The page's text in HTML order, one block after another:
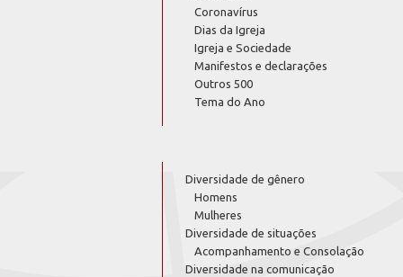
Coronavírus
Dias da Igreja
Igreja e Sociedade
Manifestos e declarações
Outros 500
Tema do Ano
Diversidade de gênero
Homens
Mulheres
Diversidade de situações
Acompanhamento e Consolação
Diversidade na comunicação